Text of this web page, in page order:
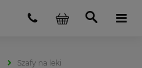
Szafy na leki